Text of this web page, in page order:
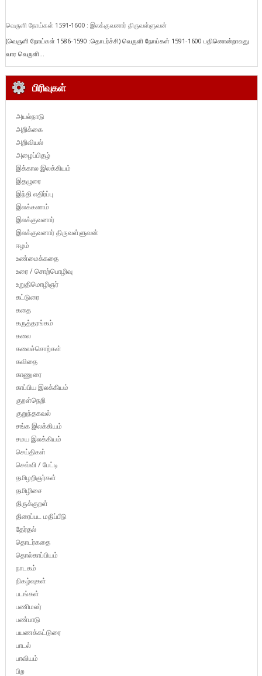
வெருளி நோய்கள் 1591-1600 : இலக்குவனார் திருவள்ளுவன்
(வெருளி நோய்கள் 1586-1590 :தொடர்ச்சி) வெருளி நோய்கள் 1591-1600 பதினொன்றாவது
வார வெருளி...
பிரிவுகள்
அயல்நாடு
அறிக்கை
அறிவியல்
அழைப்பிதழ்
இக்கால இலக்கியம்
இதழுரை
இந்தி எதிர்ப்பு
இலக்கணம்
இலக்குவனார்
இலக்குவனார் திருவள்ளுவன்
ஈழம்
உண்மைக்கதை
உரை / சொற்பொழிவு
உறுதிமொழிஞர்
கட்டுரை
கதை
கருத்தரங்கம்
கலை
கலைச்சொற்கள்
கவிதை
காணுரை
காப்பிய இலக்கியம்
குறள்நெறி
குறுந்தகவல்
சங்க இலக்கியம்
சமய இலக்கியம்
செய்திகள்
செவ்வி / பேட்டி
தமிழறிஞர்கள்
தமிழிசை
திருக்குறள்
திரைப்பட மதிப்பீடு
தேர்தல்
தொடர்கதை
தொல்காப்பியம்
நாடகம்
நிகழ்வுகள்
படங்கள்
பணிமலர்
பண்பாடு
பயணக்கட்டுரை
பாடல்
பாவியம்
பிற